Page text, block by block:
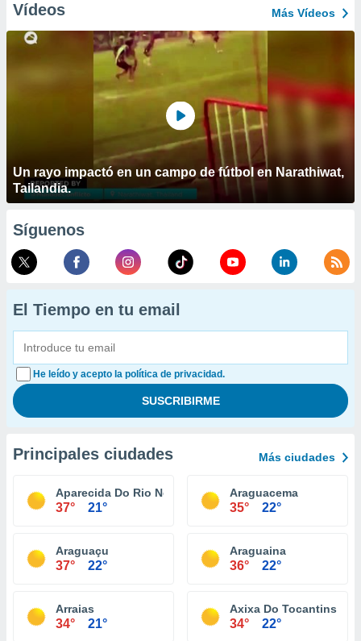
Vídeos Más Vídeos
Un rayo impactó en un campo de fútbol en Narathiwat,
Tailandia.
Síguenos
El Tiempo en tu email
He leído y acepto la política de privacidad.
Principales ciudades Más ciudades
Aparecida Do Rio Negro
37° 21°
Araguacema
35° 22°
Araguaçu
37° 22°
Araguaina
36° 22°
Arraias
34° 21°
Axixa Do Tocantins
34° 22°